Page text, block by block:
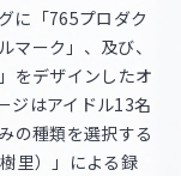
に「765プロダク
ーク」、及び、
をデザインしたオ
ジはアイドル13名
の種類を選択する
里）」による録